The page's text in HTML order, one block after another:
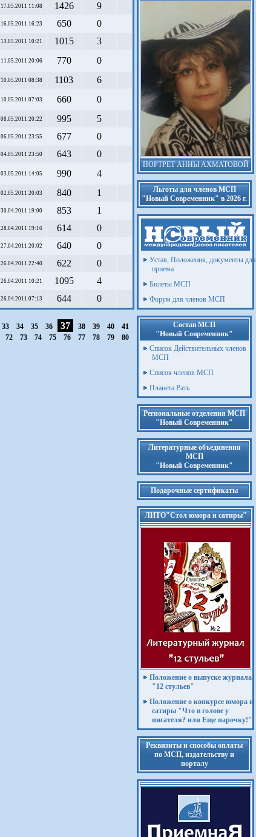
17.05.2011 11:08 1426 9
16.05.2011 16:23 650 0
13.05.2011 10:21 1015 3
11.05.2011 20:06 770 0
10.05.2011 08:38 1103 6
10.05.2011 07:03 660 0
08.05.2011 20:22 995 5
06.05.2011 23:55 677 0
04.05.2011 23:50 643 0
03.05.2011 14:05 990 4
02.05.2011 20:03 840 1
30.04.2011 19:00 853 1
28.04.2011 19:16 614 0
27.04.2011 20:02 640 0
26.04.2011 22:40 622 0
26.04.2011 10:21 1095 4
26.04.2011 07:13 644 0
33 34 35 36 37 38 39 40
41
72 73 74 75 76 77 78 79
80
ПОРТРЕТ АННЫ АХМАТОВОЙ
Льготы для членов МСП
"Новый Современник" в 2026 г.
Устав, Положения, документы для
приема
Билеты МСП
Форум для членов МСП
Состав МСП
"Новый Современник"
Список Действительных членов
МСП
Список членов МСП
Планета Рать
Региональные отделения МСП
"Новый Современник"
Литературные объединения
МСП
"Новый Современник"
Подарочные сертификаты
ЛИТО"Стол юмора и сатиры"
Положение о выпуске журнала
"12 стульев"
Положение о конкурсе юмора и
сатиры "Что в голове у
писателя? или Еще парочку!"
Реквизиты и способы оплаты
по МСП, издательству и
порталу